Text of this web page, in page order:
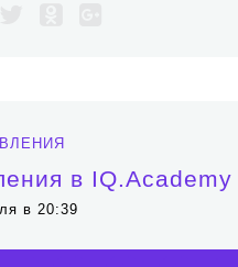
в IQ.Academy
в 20:39